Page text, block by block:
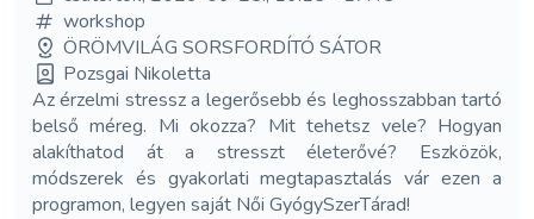
workshop
ÖRÖMVILÁG SORSFORDÍTÓ SÁTOR
Pozsgai Nikoletta
Az érzelmi stressz a legerősebb és leghosszabban tartó
belső méreg. Mi okozza? Mit tehetsz vele? Hogyan
alakíthatod át a stresszt életerővé? Eszközök,
módszerek és gyakorlati megtapasztalás vár ezen a
programon, legyen saját Női GyógySzerTárad!